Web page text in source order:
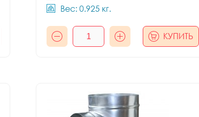
Вес: 0.925 кг.
КУПИТЬ